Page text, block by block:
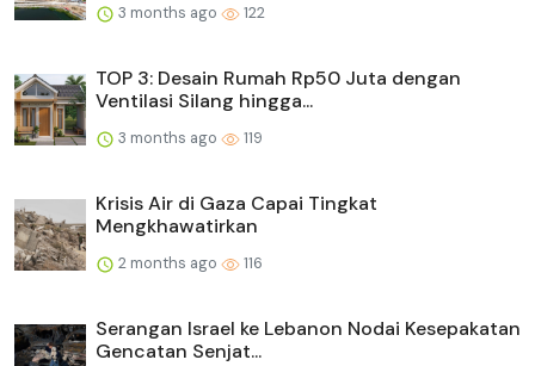
3 months ago 122
TOP 3: Desain Rumah Rp50 Juta dengan
Ventilasi Silang hingga...
3 months ago 119
Krisis Air di Gaza Capai Tingkat
Mengkhawatirkan
2 months ago 116
Serangan Israel ke Lebanon Nodai Kesepakatan
Gencatan Senjat...